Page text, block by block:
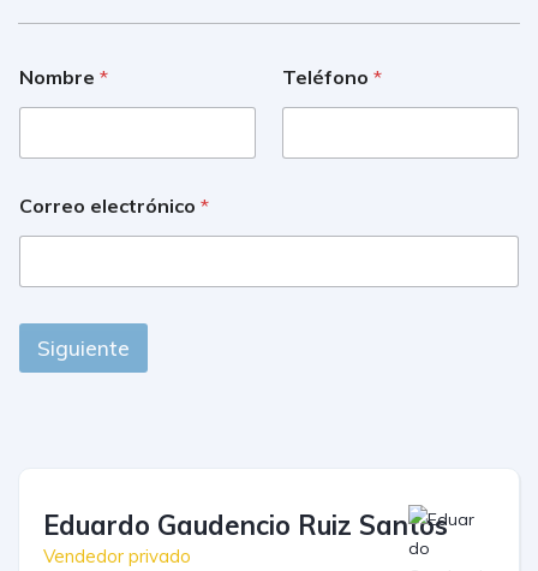
Nombre * Teléfono *
Correo electrónico *
Siguiente
Eduardo Gaudencio Ruiz Santos
Vendedor privado